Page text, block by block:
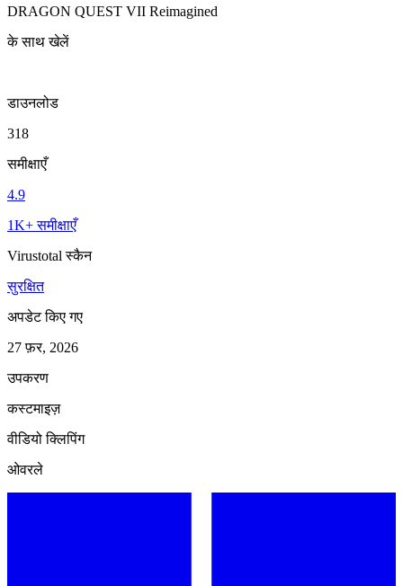
DRAGON QUEST VII Reimagined
के साथ खेलें
डाउनलोड
318
समीक्षाएँ
4.9
1K+ समीक्षाएँ
Virustotal स्कैन
सुरक्षित
अपडेट किए गए
27 फ़र, 2026
उपकरण
कस्टमाइज़
वीडियो क्लिपिंग
ओवरले